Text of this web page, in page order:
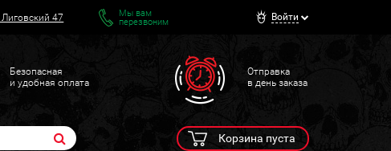
47
Мы вам
перезвоним
Войти
Безопасная
и удобная оплата
Отправка
в день заказа
Корзина пуста